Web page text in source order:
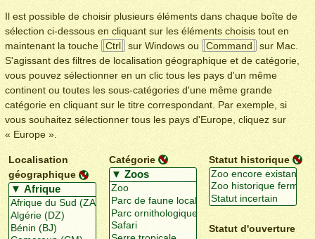
Il est possible de choisir plusieurs éléments dans chaque boîte de
sélection ci-dessous en cliquant sur les éléments choisis tout en
maintenant la touche
Ctrl sur Windows ou Command
sur Mac.
S'agissant des filtres de localisation géographique et de catégorie,
vous pouvez sélectionner en un clic tous les pays d'un même
continent ou toutes les sous-catégories d'une même grande
catégorie en cliquant sur le titre correspondant. Par exemple, si
vous souhaitez sélectionner tous les pays d'Europe, cliquez sur
« Europe ».
Localisation
géographique
Catégorie Statut historique
Statut d'ouverture